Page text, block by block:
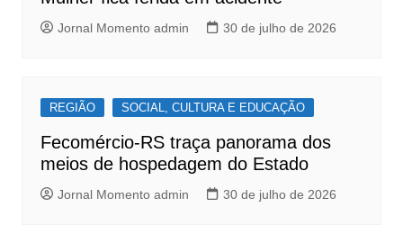
k
Jornal Momento admin 30 de julho de 2026
REGIÃO SOCIAL, CULTURA E EDUCAÇÃO
Fecomércio-RS traça panorama dos
meios de hospedagem do Estado
Jornal Momento admin 30 de julho de 2026